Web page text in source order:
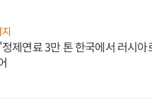
제연료 3만 톤 한국에서 러시